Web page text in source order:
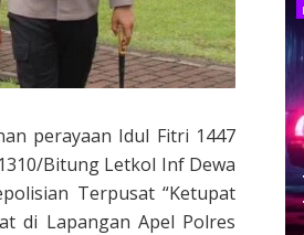
perayaan Idul Fitri 1447
Bitung Letkol Inf Dewa
Terpusat “Ketupat
di Lapangan Apel Polres